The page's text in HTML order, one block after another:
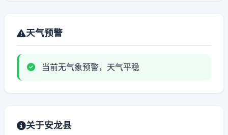
天气预警
当前无气象预警，天气平稳
关于安龙县